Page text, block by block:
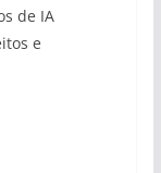
de IA
e